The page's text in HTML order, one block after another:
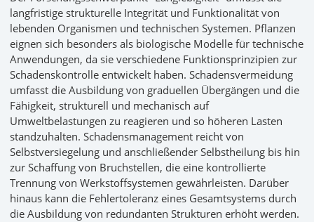
langfristige strukturelle Integrität und Funktionalität von
lebenden Organismen und technischen Systemen. Pflanzen
eignen sich besonders als biologische Modelle für technische
Anwendungen, da sie verschiedene Funktionsprinzipien zur
Schadenskontrolle entwickelt haben. Schadensvermeidung
umfasst die Ausbildung von graduellen Übergängen und die
Fähigkeit, strukturell und mechanisch auf
Umweltbelastungen zu reagieren und so höheren Lasten
standzuhalten. Schadensmanagement reicht von
Selbstversiegelung und anschließender Selbstheilung bis hin
zur Schaffung von Bruchstellen, die eine kontrollierte
Trennung von Werkstoffsystemen gewährleisten. Darüber
hinaus kann die Fehlertoleranz eines Gesamtsystems durch
die Ausbildung von redundanten Strukturen erhöht werden.